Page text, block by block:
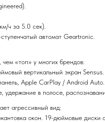
ч за 5.0 сек).
автомат Geartronic.
«топ» у многих брендов:
вертикальный экран Sensus.
Apple CarPlay / Android Auto.
в полосе,
агрессивный вид:
окон. 19-дюймовые диски